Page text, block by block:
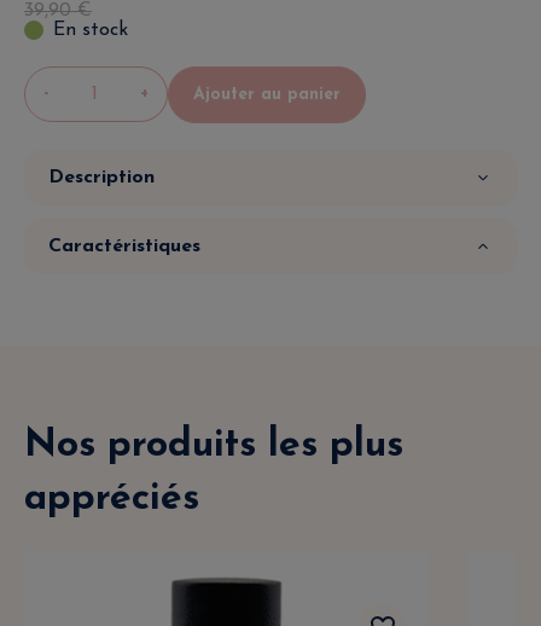
39,90€
En stock
- + Ajouter au panier
Description
Caractéristiques
Nos produits les plus
appréciés